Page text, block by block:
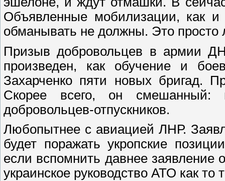
Объявленные мобилизации, как и
обманывать не должны. Это просто
Призыв добровольцев в армии
произведен, как обучение и
Захарченко пяти новых бригад.
Скорее всего, он смешанный:
добровольцев-отпускников.
Любопытнее с авиацией ЛНР.
будет поражать укропские
если вспомнить давнее заявление
украинское руководство АТО как то